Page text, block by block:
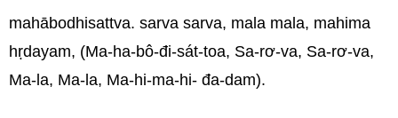
mahābodhisattva. sarva sarva, mala mala, mahima
hṛdayam, (Ma-ha-bô-đi-sát-toa, Sa-rơ-va, Sa-rơ-va,
Ma-la, Ma-la, Ma-hi-ma-hi- đa-dam).